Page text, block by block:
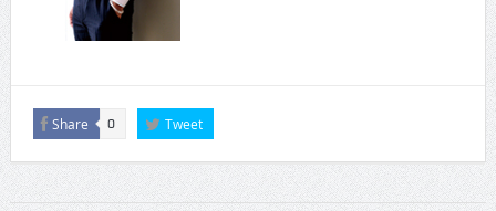
Share 0 Tweet